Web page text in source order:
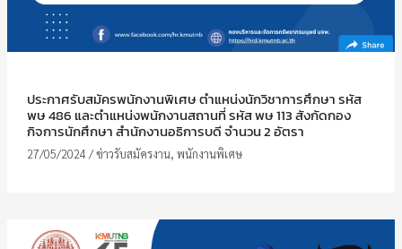
ประกาศรับสมัครพนักงานพิเศษ ตำแหน่งนักวิชาการศึกษา รหัส
พษ 486 และตำแหน่งพนักงานสถานที่ รหัส พษ 113 สังกัดกอง
กิจการนักศึกษา สำนักงานอธิการบดี จำนวน 2 อัตรา
27/05/2024 /ข่าวรับสมัครงาน, พนักงานพิเศษ